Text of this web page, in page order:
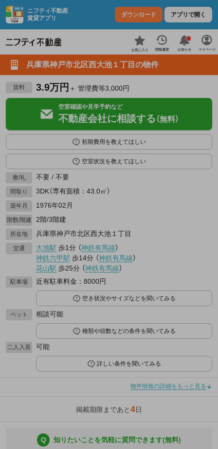
ニフティ不動産
賃貸アプリ
ダウンロード アプリで開く
お気に入り 閲覧履歴 お知らせ マイページ
兵庫県神戸市北区西大池１丁目の物件
賃料 3.9万円 ＋ 管理費等3,000円
空室確認や見学予約など
不動産会社に相談する （無料）
初期費用を教えてほしい
空室状況を教えてほしい
敷/礼 不要 / 不要
間取り 3DK（専有面積：43.0㎡）
築年月 1976年02月
階数/階建 2階/3階建
所在地 兵庫県神戸市北区西大池１丁目
交通 大池駅 歩1分 （神鉄有馬線）
神鉄六甲駅 歩14分 （神鉄有馬線）
花山駅 歩25分 （神鉄有馬線）
駐車場 近有駐車料金：8000円
空き状況やサイズなどを聞いてみる
ペット 相談可能
種類や頭数などの条件を聞いてみる
二人入居 可能
詳しい条件を聞いてみる
物件情報の詳細をもっと見る
掲載期限まであと4日
Q 知りたいことを気軽に質問できます(無料)